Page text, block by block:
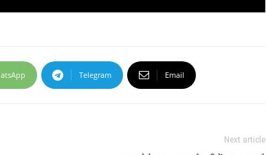
Telegram Email
Next article